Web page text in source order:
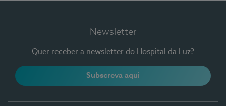
Newsletter
Quer receber a newsletter do Hospital da Luz?
Subscreva aqui